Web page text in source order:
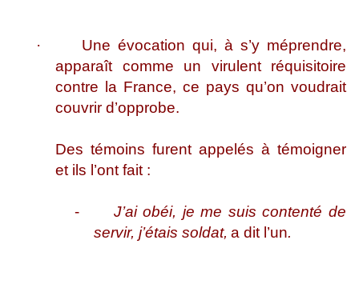
·
Une évocation qui, à s’y méprendre,
apparaît comme un virulent réquisitoire
contre la France, ce pays qu’on voudrait
couvrir d’opprobe.
Des témoins furent appelés à témoigner
et ils l’ont fait :
-
J’ai obéi, je me suis contenté de
servir, j’étais soldat, a dit l’un.